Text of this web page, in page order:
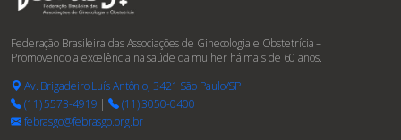
Federação Brasileira das Associações de Ginecologia e Obstetrícia –
Promovendo a excelência na saúde da mulher há mais de 60 anos.
Av. Brigadeiro Luís Antônio, 3421 São Paulo/SP
(11) 5573-4919 |
(11) 3050-0400
febrasgo@febrasgo.org.br